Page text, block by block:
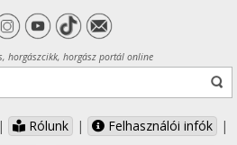
horgászcikk, horgász portál online
| Rólunk | Felhasználói infók
|